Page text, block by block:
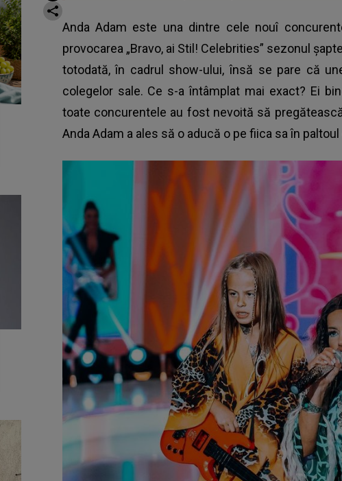
Anda Adam este una dintre cele nouî
provocarea „Bravo, ai Stil! Celebrities” sezonul
totodată, în cadrul show-ului, însă se pare că
colegelor sale. Ce s-a întâmplat mai exact? Ei
toate concurentele au fost nevoită să
Anda Adam a ales să o aducă o pe fiica sa în